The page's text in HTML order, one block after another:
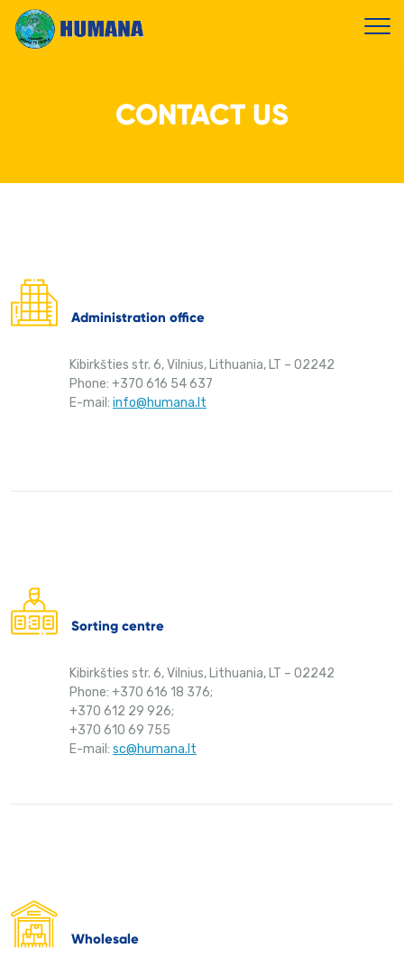
CONTACT US
Administration office
Kibirkšties str. 6, Vilnius, Lithuania, LT – 02242
Phone: +370 616 54 637
E-mail: info@humana.lt
Sorting centre
Kibirkšties str. 6, Vilnius, Lithuania, LT – 02242
Phone: +370 616 18 376;
+370 612 29 926;
+370 610 69 755
E-mail: sc@humana.lt
Wholesale